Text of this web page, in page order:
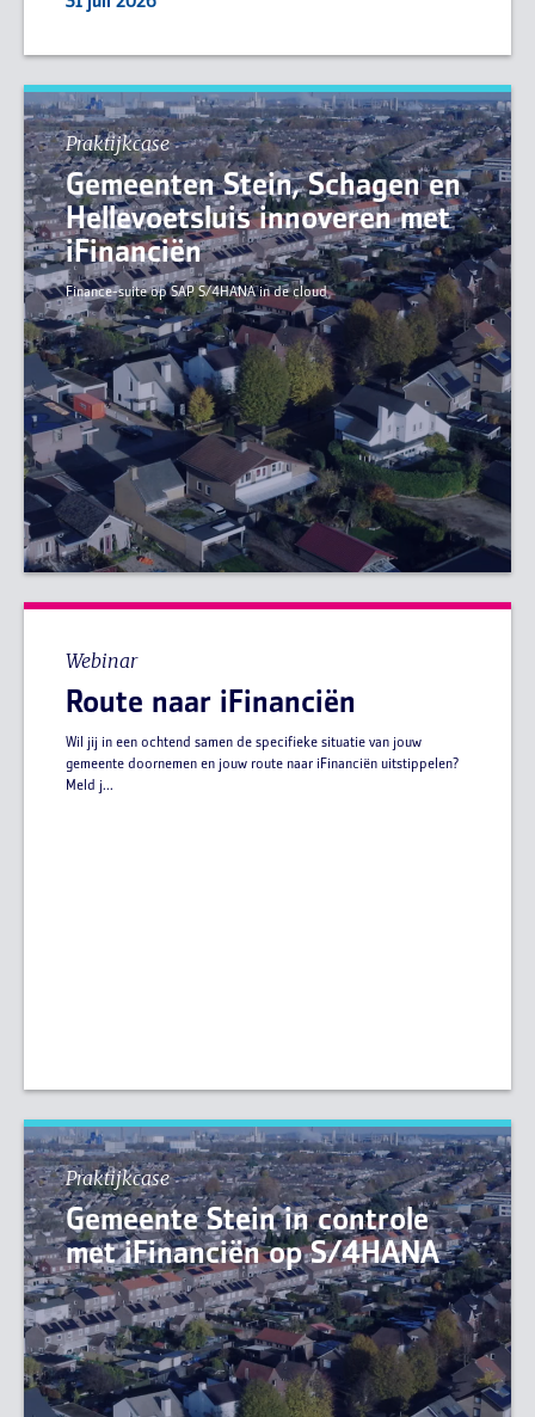
Praktijkcase
Gemeenten Stein, Schagen en
Hellevoetsluis innoveren met
iFinanciën
Finance-suite op SAP S/4HANA in de cloud
Webinar
Route naar iFinanciën
Wil jij in een ochtend samen de specifieke situatie van jouw
gemeente doornemen en jouw route naar iFinanciën uitstippelen?
Meld j...
Praktijkcase
Gemeente Stein in controle
met iFinanciën op S/4HANA